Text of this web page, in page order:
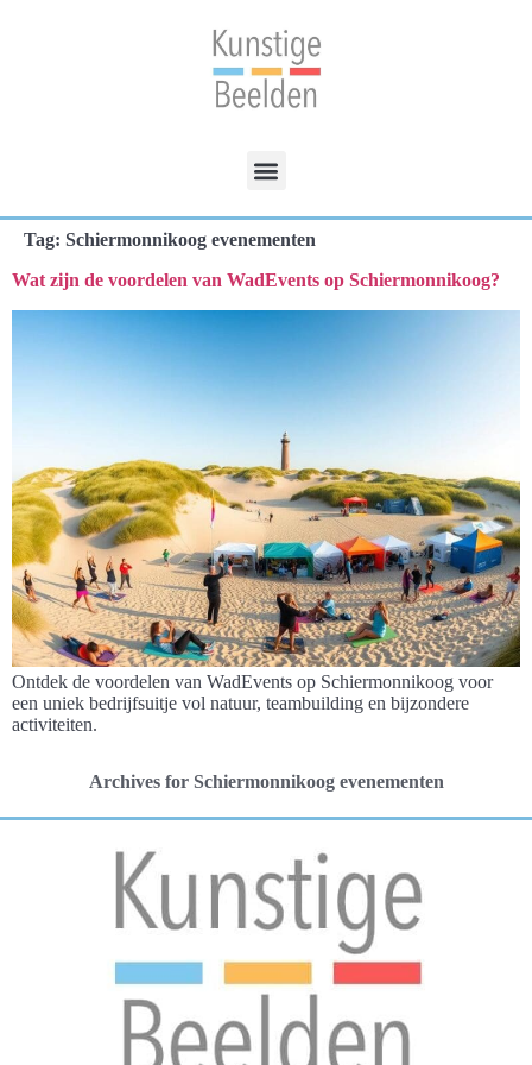
Tag: Schiermonnikoog evenementen
Wat zijn de voordelen van WadEvents op Schiermonnikoog?
Ontdek de voordelen van WadEvents op Schiermonnikoog voor
een uniek bedrijfsuitje vol natuur, teambuilding en bijzondere
activiteiten.
Archives for Schiermonnikoog evenementen